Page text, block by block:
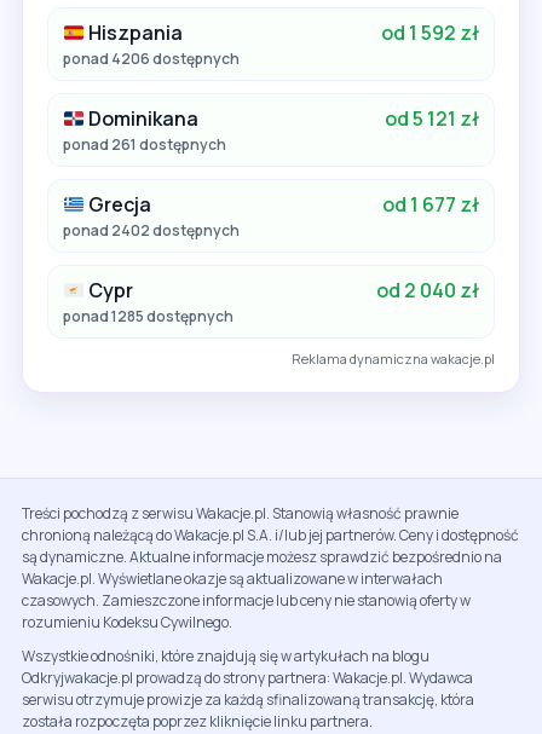
Hiszpania od 1 592 zł
ponad 4206 dostępnych
Dominikana od 5 121 zł
ponad 261 dostępnych
Grecja od 1 677 zł
ponad 2402 dostępnych
Cypr od 2 040 zł
ponad 1285 dostępnych
Reklama dynamiczna wakacje.pl
Treści pochodzą z serwisu Wakacje.pl. Stanowią własność prawnie
chronioną należącą do Wakacje.pl S.A. i/lub jej partnerów. Ceny i dostępność
są dynamiczne. Aktualne informacje możesz sprawdzić bezpośrednio na
Wakacje.pl. Wyświetlane okazje są aktualizowane w interwałach
czasowych. Zamieszczone informacje lub ceny nie stanowią oferty w
rozumieniu Kodeksu Cywilnego.
Wszystkie odnośniki, które znajdują się w artykułach na blogu
Odkryjwakacje.pl prowadzą do strony partnera: Wakacje.pl. Wydawca
serwisu otrzymuje prowizje za każdą sfinalizowaną transakcję, która
została rozpoczęta poprzez kliknięcie linku partnera.